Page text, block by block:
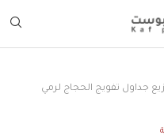
جداول تفويج الحجاج لرمي